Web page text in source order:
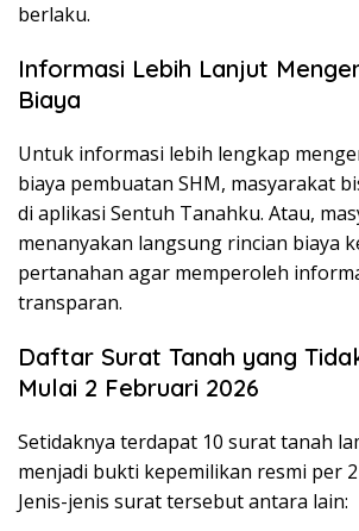
berlaku.
Informasi Lebih Lanjut
Biaya
Untuk informasi lebih lengkap
biaya pembuatan SHM, masyarakat
di aplikasi Sentuh Tanahku. Atau,
menanyakan langsung rincian biaya
pertanahan agar memperoleh
transparan.
Daftar Surat Tanah yang
Mulai 2 Februari 2026
Setidaknya terdapat 10 surat tanah
menjadi bukti kepemilikan resmi per
Jenis-jenis surat tersebut antara lain: